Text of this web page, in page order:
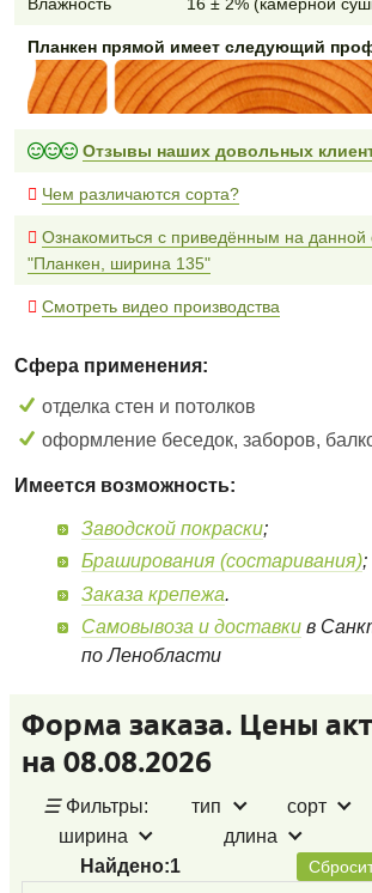
Планкен прямой имеет следующий
Отзывы наших довольных
Чем различаются сорта?
Ознакомиться с приведённым на данной
"Планкен, ширина 135"
Смотреть видео производства
Сфера применения:
отделка стен и потолков
оформление беседок, заборов,
Имеется возможность:
Заводской покраски;
Браширования (состаривания);
Заказа крепежа.
Самовывоза и доставки в
по Ленобласти
Форма заказа. Цены
на 08.08.2026
☰ Фильтры: тип сорт
ширина
длина
Найдено:1